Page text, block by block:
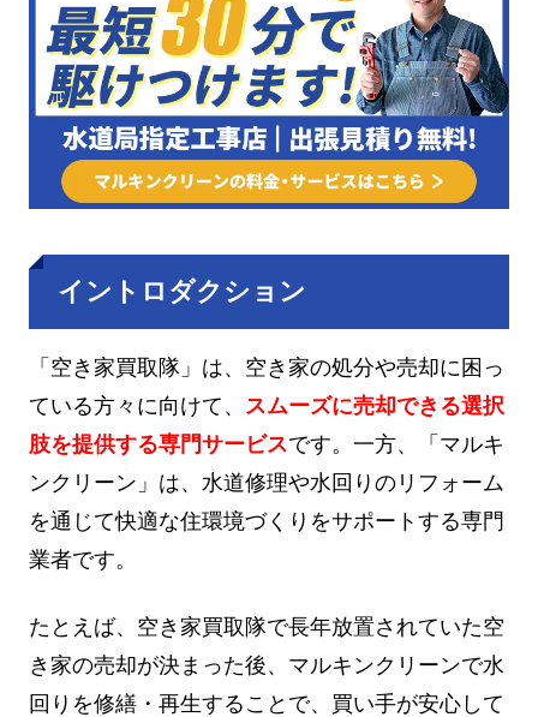
イントロダクション
「空き家買取隊」は、空き家の処分や売却に困っ
ている方々に向けて、 スムーズに売却できる選択
肢を提供する専門サービスです。一方、「マルキ
ンクリーン」は、水道修理や水回りのリフォーム
を通じて快適な住環境づくりをサポートする専門
業者です。
たとえば、空き家買取隊で長年放置されていた空
き家の売却が決まった後、マルキンクリーンで水
回りを修繕・再生することで、買い手が安心して